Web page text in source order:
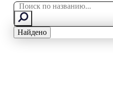
Search
Найдено